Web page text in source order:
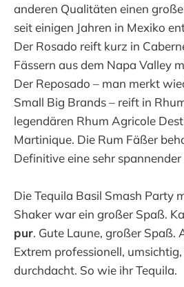
anderen Qualitäten einen
seit einigen Jahren in Mexiko
Der Rosado reift kurz in
Fässern aus dem Napa Valley
Der Reposado – man merkt
Small Big Brands – reift in
legendären Rhum Agricole
Martinique. Die Rum Fäßer
Definitive eine sehr spannender
Die Tequila Basil Smash Party
Shaker war ein großer Spaß.
pur. Gute Laune, großer Spaß.
Extrem professionell,
durchdacht. So wie ihr Tequila.